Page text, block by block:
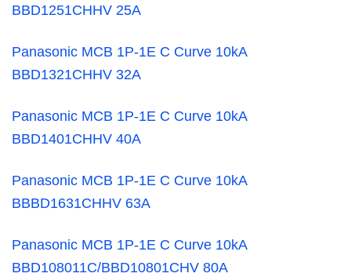
BBD1251CHHV 25A
Panasonic MCB 1P-1E C Curve 10kA
BBD1321CHHV 32A
Panasonic MCB 1P-1E C Curve 10kA
BBD1401CHHV 40A
Panasonic MCB 1P-1E C Curve 10kA
BBBD1631CHHV 63A
Panasonic MCB 1P-1E C Curve 10kA
BBD108011C/BBD10801CHV 80A